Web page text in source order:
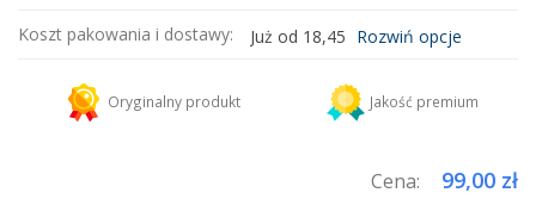
Koszt pakowania i dostawy: Już od 18,45 Rozwiń opcje
Kurier DHL
Dodaj więcej produktów do koszyka i zapłać za wysyłkę tylko raz!
Oryginalny produkt Jakość premium
Cena: 99,00 zł